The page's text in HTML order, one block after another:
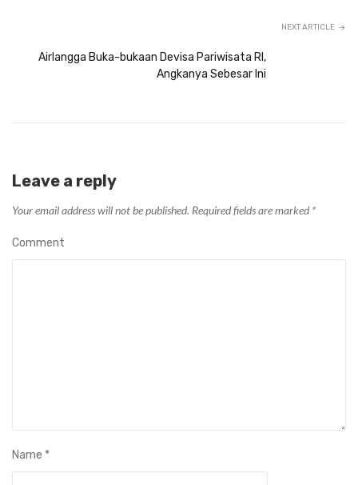
NEXT ARTICLE
Airlangga Buka-bukaan Devisa Pariwisata RI,
Angkanya Sebesar Ini
Leave a reply
Your email address will not be published. Required fields are marked *
Comment
Name *